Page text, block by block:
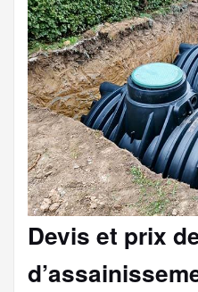
Devis et prix